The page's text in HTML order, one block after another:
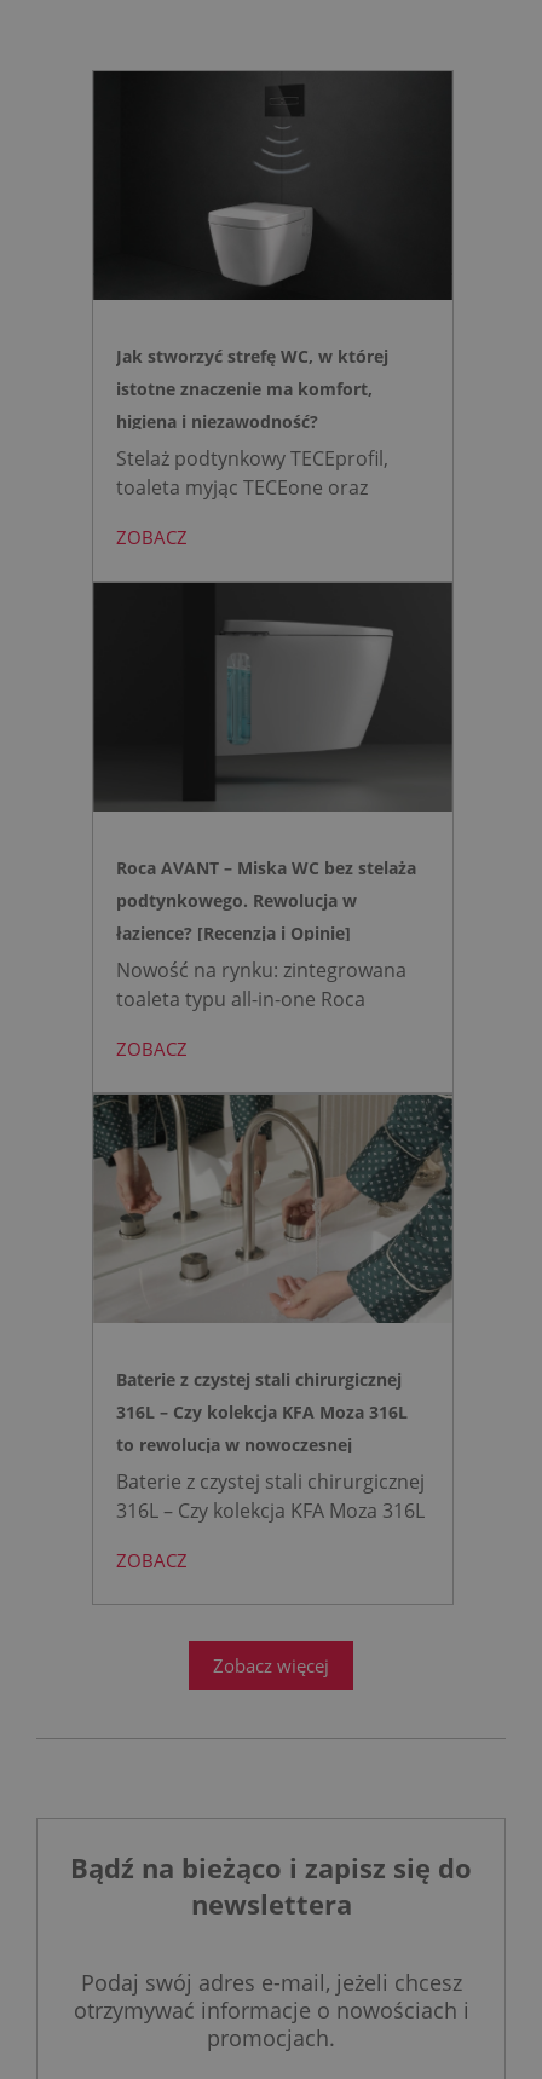
Jak stworzyć strefę WC, w której
istotne znaczenie ma komfort,
higiena i niezawodność?
Stelaż podtynkowy TECEprofil,
toaleta myjąc TECEone oraz
mini to zestaw, który warto
wybrać, gdy zależy nam na
bezpiecznej strefie WC. Zamiast
skomplikowanej i podatnej na
działającą w oparciu o ciśnienie
wody oraz elegancki, szklany
przycisk uruchamiany gestem.
ZOBACZ
Roca AVANT – Miska WC bez stelaża
podtynkowego. Rewolucja w
łazience? [Recenzja i Opinie]
Nowość na rynku: zintegrowana
toaleta typu all-in-one Roca
montażu stelaża podtynkowego.
Zyskujesz do 20 cm przestrzeni w
łazience i o 15% cichsze
spłukiwanie dzięki technologii
opartej na efekcie Venturiego.
Idealne rozwiązanie do szybkich
remontów bez kucia ścian.
ZOBACZ
Baterie z czystej stali chirurgicznej
316L – Czy kolekcja KFA Moza 316L
to rewolucja w nowoczesnej
łazience?
Baterie z czystej stali chirurgicznej
316L – Czy kolekcja KFA Moza 316L
łazience?
projektowanie łazienek stanęło
ZOBACZ
Zobacz więcej
Bądź na bieżąco i zapisz się do
newslettera
Podaj swój adres e-mail, jeżeli chcesz
otrzymywać informacje o nowościach i
promocjach.